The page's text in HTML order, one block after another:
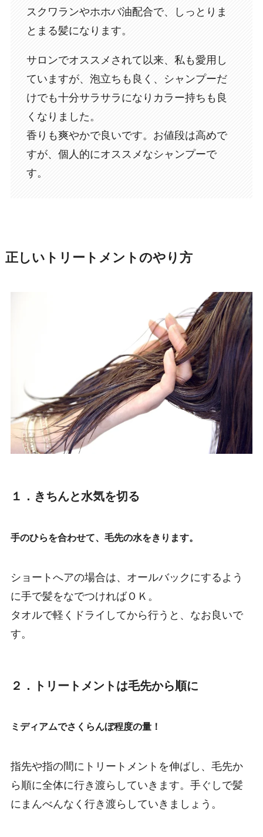
スクワランやホホバ油配合で、しっとりま
とまる髪になります。
サロンでオススメされて以来、私も愛用し
ていますが、泡立ちも良く、シャンプーだ
けでも十分サラサラになりカラー持ちも良
くなりました。
香りも爽やかで良いです。お値段は高めで
すが、個人的にオススメなシャンプーで
す。
正しいトリートメントのやり方
１．きちんと水気を切る
手のひらを合わせて、毛先の水をきります。
ショートへアの場合は、オールバックにするよう
に手で髪をなでつければＯＫ。
タオルで軽くドライしてから行うと、なお良いで
す。
２．トリートメントは毛先から順に
ミディアムでさくらんぼ程度の量！
指先や指の間にトリートメントを伸ばし、毛先か
ら順に全体に行き渡らしていきます。手ぐしで髪
にまんべんなく行き渡らしていきましょう。